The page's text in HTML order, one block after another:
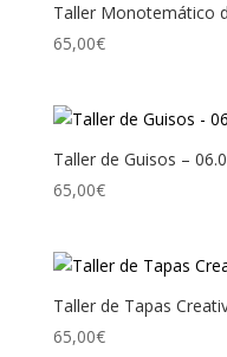
Taller Monotemático
65,00€
Taller de Guisos –
65,00€
Taller de Tapas
65,00€